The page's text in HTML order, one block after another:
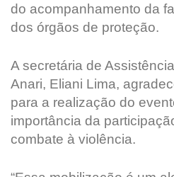
do acompanhamento da
dos órgãos de proteção.
A secretária de
Anari, Eliani Lima,
para a realização do
importância da
combate à violência.